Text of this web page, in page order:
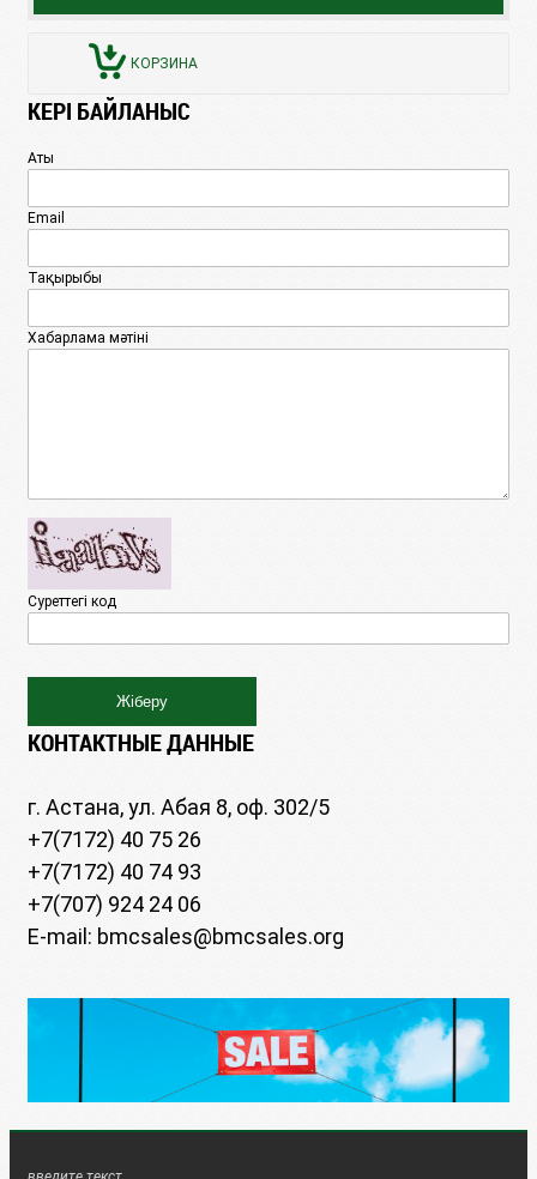
КОРЗИНА
КЕРІ БАЙЛАНЫС
Аты
Email
Тақырыбы
Хабарлама мәтіні
Суреттегі код
КОНТАКТНЫЕ ДАННЫЕ
г. Астана, ул. Абая 8, оф. 302/5
+7(7172) 40 75 26
+7(7172) 40 74 93
+7(707) 924 24 06
E-mail: bmcsales@bmcsales.org